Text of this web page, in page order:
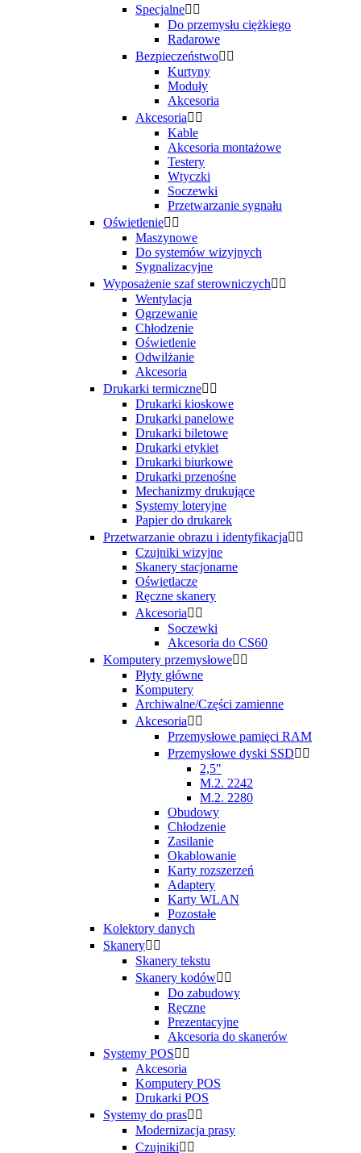
Specjalne 
Do przemysłu ciężkiego
Radarowe
Bezpieczeństwo 
Kurtyny
Moduły
Akcesoria
Akcesoria 
Kable
Akcesoria montażowe
Testery
Wtyczki
Soczewki
Przetwarzanie sygnału
Oświetlenie 
Maszynowe
Do systemów wizyjnych
Sygnalizacyjne
Wyposażenie szaf sterowniczych 
Wentylacja
Ogrzewanie
Chłodzenie
Oświetlenie
Odwilżanie
Akcesoria
Drukarki termiczne 
Drukarki kioskowe
Drukarki panelowe
Drukarki biletowe
Drukarki etykiet
Drukarki biurkowe
Drukarki przenośne
Mechanizmy drukujące
Systemy loteryjne
Papier do drukarek
Przetwarzanie obrazu i identyfikacja 
Czujniki wizyjne
Skanery stacjonarne
Oświetlacze
Ręczne skanery
Akcesoria 
Soczewki
Akcesoria do CS60
Komputery przemysłowe 
Płyty główne
Komputery
Archiwalne/Części zamienne
Akcesoria 
Przemysłowe pamięci RAM
Przemysłowe dyski SSD 
2,5"
M.2. 2242
M.2. 2280
Obudowy
Chłodzenie
Zasilanie
Okablowanie
Karty rozszerzeń
Adaptery
Karty WLAN
Pozostałe
Kolektory danych
Skanery 
Skanery tekstu
Skanery kodów 
Do zabudowy
Ręczne
Prezentacyjne
Akcesoria do skanerów
Systemy POS 
Akcesoria
Komputery POS
Drukarki POS
Systemy do pras 
Modernizacja prasy
Czujniki 